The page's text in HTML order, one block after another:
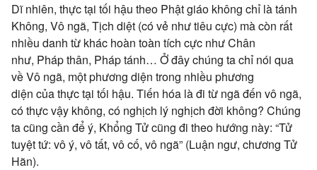
Dĩ nhiên, thực tại tối hậu theo Phật giáo không chỉ làtánh
Không, Vô ngã, Tịch diệt (có vẻ nhưtiêu cực) mà còn rất
nhiều danh từ khác hoàn toàn tích cực nhưChân
như, Pháp thân, Pháp tánh… Ở đâychúng tachỉ nói qua
vềVô ngã, mộtphương diện trong nhiều phương
diện củathực tại tối hậu. Tiến hóa là đi từ ngã đến vô ngã,
có thực vậy không, có nghịch lý nghịch đời không? Chúng
tacũng cần để ý, Khổng Tửcũng đi theo hướng này: “Tử
tuyệt tứ: vô ý, vô tất, vô cố, vô ngã” (Luận ngư, chương Tử
Hãn).